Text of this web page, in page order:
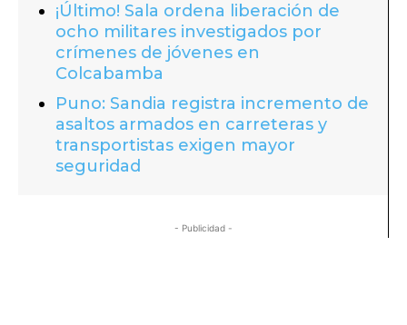
¡Último! Sala ordena liberación de
ocho militares investigados por
crímenes de jóvenes en
Colcabamba
Puno: Sandia registra incremento de
asaltos armados en carreteras y
transportistas exigen mayor
seguridad
- Publicidad -